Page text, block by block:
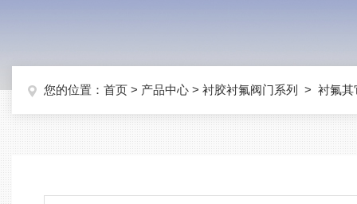
您的位置： 首页 > 产品中心 > 衬胶衬氟阀门系列 > 衬氟其